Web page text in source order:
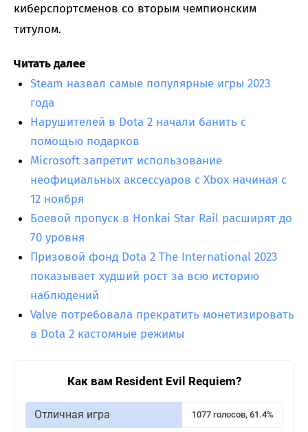
киберспортсменов со вторым чемпионским
титулом.
Читать далее
Steam назвал самые популярные игры 2023
года
Нарушителей в Dota 2 начали банить с
помощью подарков
Microsoft запретит использование
неофициальных аксессуаров с Xbox начиная с
12 ноября
Боевой пропуск в Honkai Star Rail расширят до
70 уровня
Призовой фонд Dota 2 The International 2023
показывает худший рост за всю историю
наблюдений
Valve потребовала прекратить монетизировать
в Dota 2 кастомные режимы
Как вам Resident Evil Requiem?
Отличная игра 1077 голосов, 61.4%